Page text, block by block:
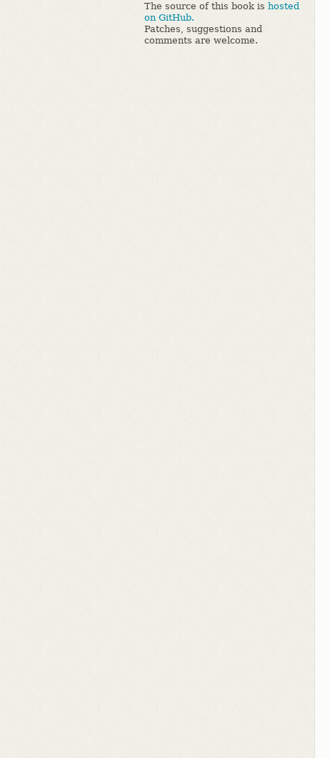
The source of this book is hosted
on GitHub.
Patches, suggestions and
comments are welcome.